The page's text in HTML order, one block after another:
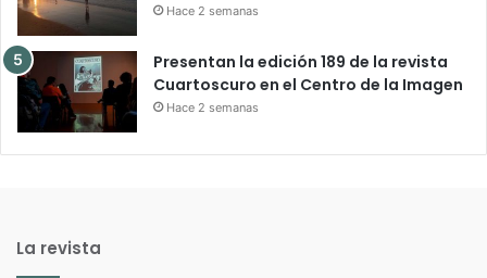
Hace 2 semanas
Presentan la edición 189 de la revista
Cuartoscuro en el Centro de la Imagen
Hace 2 semanas
La revista